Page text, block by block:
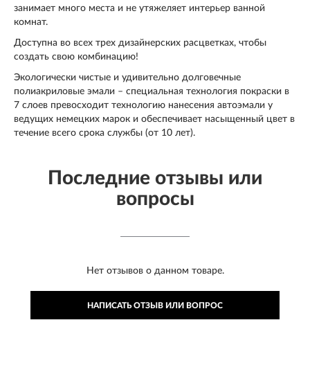
занимает много места и не утяжеляет интерьер ванной
комнат.
Доступна во всех трех дизайнерских расцветках, чтобы
создать свою комбинацию!
Экологически чистые и удивительно долговечные
полиакриловые эмали – специальная технология покраски в
7 слоев превосходит технологию нанесения автоэмали у
ведущих немецких марок и обеспечивает насыщенный цвет в
течение всего срока службы (от 10 лет).
Последние отзывы или
вопросы
Нет отзывов о данном товаре.
НАПИСАТЬ ОТЗЫВ ИЛИ ВОПРОС